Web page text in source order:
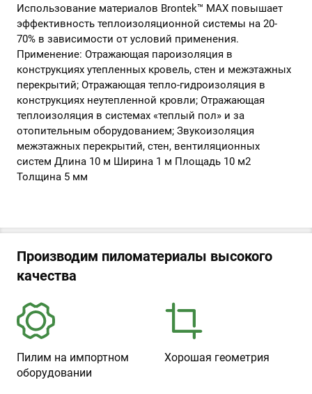
Использование материалов Brontek™ MAX повышает
эффективность теплоизоляционной системы на 20-
70% в зависимости от условий применения.
Применение: Отражающая пароизоляция в
конструкциях утепленных кровель, стен и межэтажных
перекрытий; Отражающая тепло-гидроизоляция в
конструкциях неутепленной кровли; Отражающая
теплоизоляция в системах «теплый пол» и за
отопительным оборудованием; Звукоизоляция
межэтажных перекрытий, стен, вентиляционных
систем Длина 10 м Ширина 1 м Площадь 10 м2
Толщина 5 мм
Производим пиломатериалы высокого
качества
Пилим на импортном
оборудовании
Хорошая геометрия